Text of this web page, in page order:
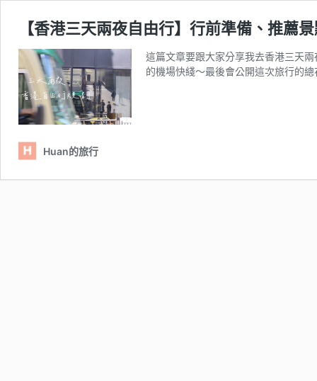
【香港三天兩夜自由行】行前準備、推薦
這篇文章要跟大家分享我去香港三天
的機場快綫～最後會公開這次旅行的
Huan的旅行